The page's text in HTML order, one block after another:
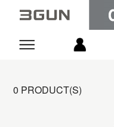
0 PRODUCT(S)